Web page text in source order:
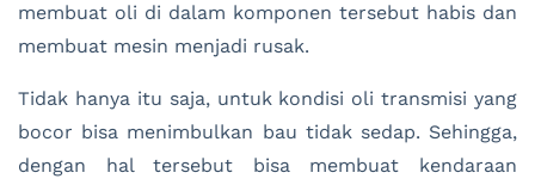
membuat oli di dalam komponen tersebut habis dan
membuat mesin menjadi rusak.
Tidak hanya itu saja, untuk kondisi oli transmisi yang
bocor bisa menimbulkan bau tidak sedap. Sehingga,
dengan hal tersebut bisa membuat kendaraan